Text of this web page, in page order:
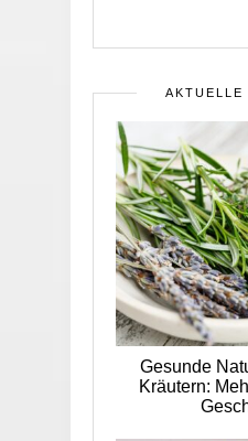
AKTUELLE
Gesunde
Kräutern: